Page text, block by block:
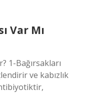
Var Mı
1-Bağırsakları
ve kabızlık